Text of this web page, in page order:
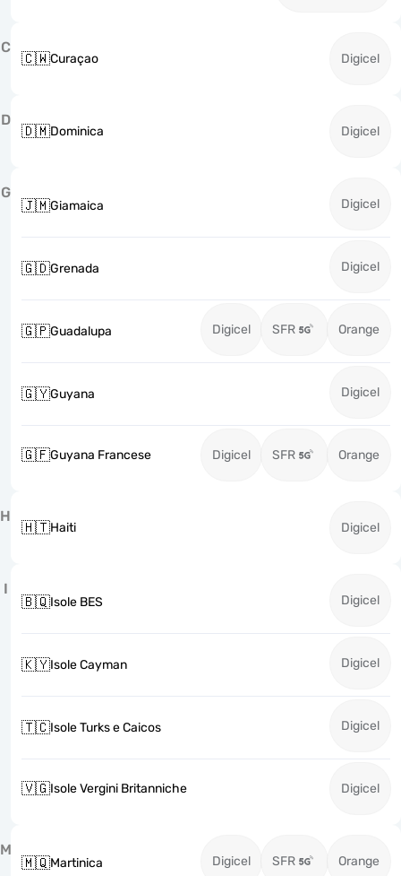
C
🇨🇼Curaçao Digicel
D
🇩🇲Dominica Digicel
G
🇯🇲Giamaica Digicel
🇬🇩Grenada Digicel
🇬🇵Guadalupa Digicel SFR Orange
🇬🇾Guyana Digicel
🇬🇫Guyana Francese Digicel SFR Orange
H
🇭🇹Haiti Digicel
I
🇧🇶Isole BES Digicel
🇰🇾Isole Cayman Digicel
🇹🇨Isole Turks e Caicos Digicel
🇻🇬Isole Vergini Britanniche Digicel
M
🇲🇶Martinica Digicel SFR Orange